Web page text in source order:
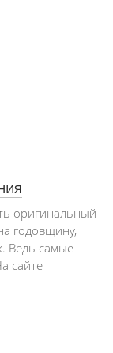
оригинальный
годовщину,
Ведь самые
сайте